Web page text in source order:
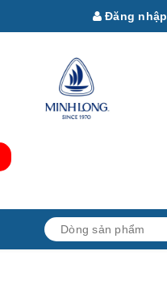
Đăng nhập